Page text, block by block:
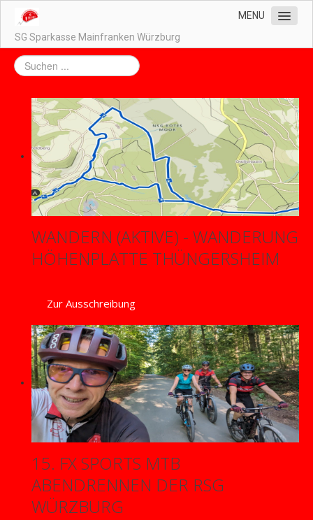
SG Sparkasse Mainfranken Würzburg
MENU
Home
Unsere Abteilungen
Impressum / Datenschutz
Kontakt
Downloads
WANDERN (AKTIVE) - WANDERUNG
HÖHENPLATTE THÜNGERSHEIM
Zur Ausschreibung
15. FX SPORTS MTB
ABENDRENNEN DER RSG
WÜRZBURG